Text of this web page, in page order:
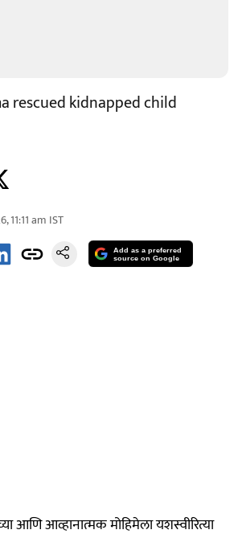
rescued kidnapped child
11:11 am IST
Add as a preferred
source on Google
आणि आव्हानात्मक मोहिमेला यशस्वीरित्या